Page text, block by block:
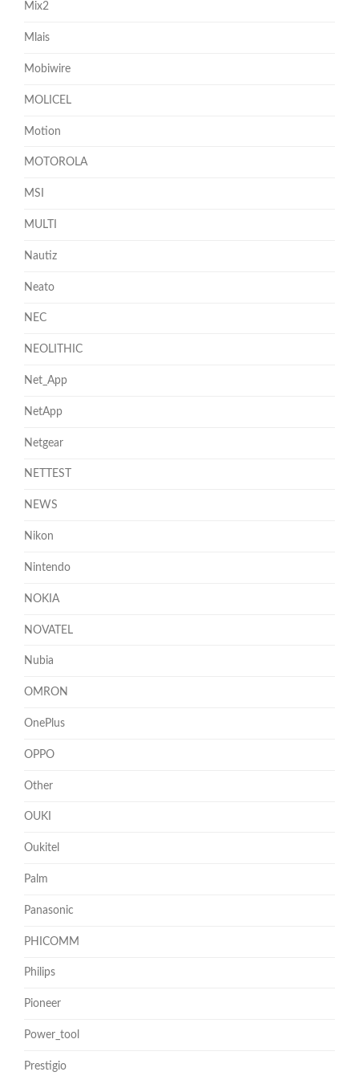
Mix2
Mlais
Mobiwire
MOLICEL
Motion
MOTOROLA
MSI
MULTI
Nautiz
Neato
NEC
NEOLITHIC
Net_App
NetApp
Netgear
NETTEST
NEWS
Nikon
Nintendo
NOKIA
NOVATEL
Nubia
OMRON
OnePlus
OPPO
Other
OUKI
Oukitel
Palm
Panasonic
PHICOMM
Philips
Pioneer
Power_tool
Prestigio